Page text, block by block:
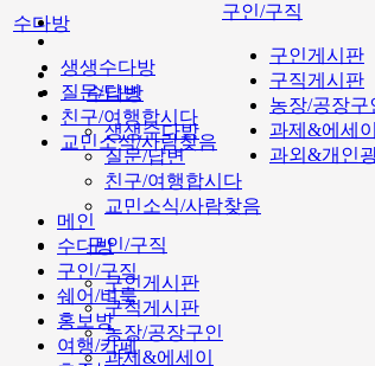
수다방
생생수다방
질문/답변
친구/여행합시다
교민소식/사람찾음
구인/구직
구인게시판
구직게시판
농장/공장구인
과제&에세이
수다방
생생수다방
질문/답변
친구/여행합시다
교민소식/사람찾음
구인/구직
구인게시판
구직게시판
농장/공장구
과제&에세이
과외&개인
메인
수다방
구인/구직
쉐어/벼룩
홍보방
여행/카페